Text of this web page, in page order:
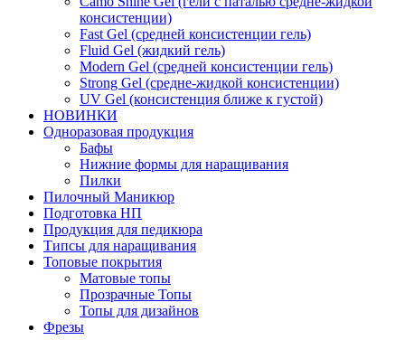
консистенции)
Fast Gel (средней консистенции гель)
Fluid Gel (жидкий гель)
Modern Gel (средней консистенции гель)
Strong Gel (средне-жидкой консистенции)
UV Gel (консистенция ближе к густой)
НОВИНКИ
Одноразовая продукция
Бафы
Нижние формы для наращивания
Пилки
Пилочный Маникюр
Подготовка НП
Продукция для педикюра
Типсы для наращивания
Топовые покрытия
Матовые топы
Прозрачные Топы
Топы для дизайнов
Фрезы